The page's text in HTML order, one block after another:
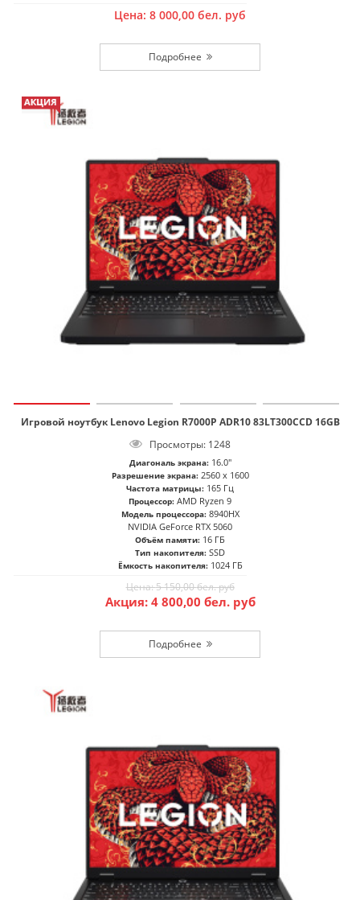
Цена: 8 000,00 бел. руб
Игровой ноутбук Lenovo Legion R7000P ADR10 83LT300CCD 16GB
Просмотры: 1248
Диагональ экрана: 16.0"
Разрешение экрана: 2560 x 1600
Частота матрицы: 165 Гц
Процессор: AMD Ryzen 9
Модель процессора: 8940HX
NVIDIA GeForce RTX 5060
Объём памяти: 16 ГБ
Тип накопителя: SSD
Ёмкость накопителя: 1024 ГБ
Цена:5 150,00бел. руб
Акция: 4 800,00 бел. руб